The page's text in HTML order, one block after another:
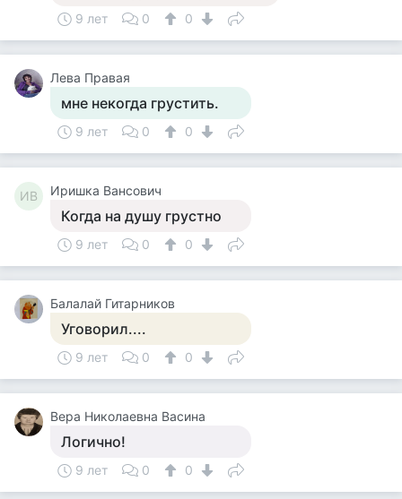
9 лет 0 0
Лева Правая
мне некогда грустить.
9 лет 0 0
ИВ Иришка Вансович
Когда на душу грустно
9 лет 0 0
Балалай Гитарников
Уговорил....
9 лет 0 0
Вера Николаевна Васина
Логично!
9 лет 0 0